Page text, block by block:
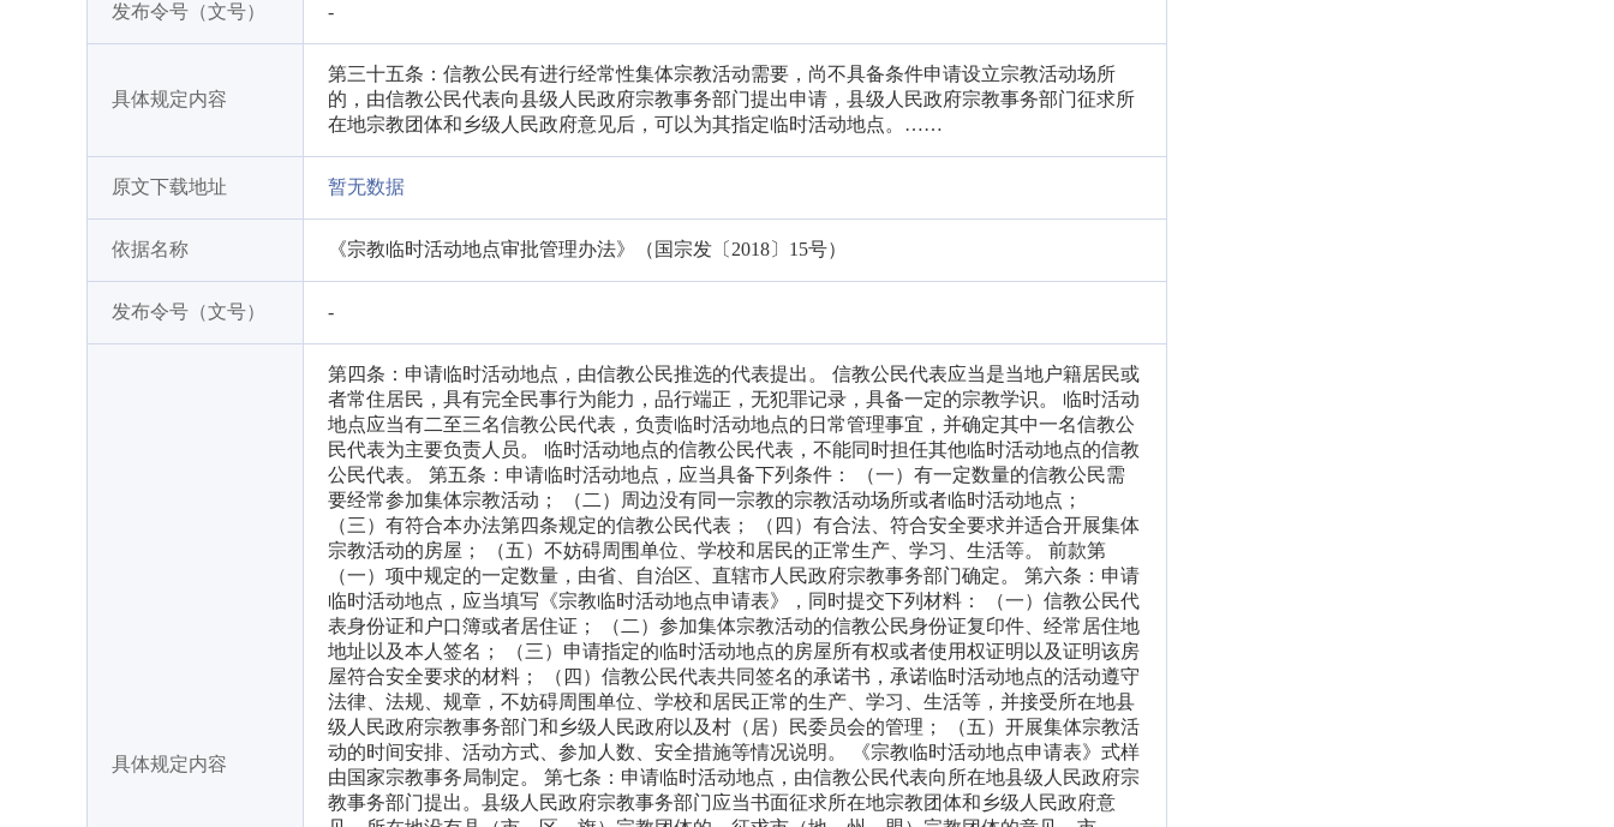
发布令号（文号） -
具体规定内容
第三十五条：信教公民有进行经常性集体宗教活动需要，尚不具备条件申请设立宗教活动场所
的，由信教公民代表向县级人民政府宗教事务部门提出申请，县级人民政府宗教事务部门征求所
在地宗教团体和乡级人民政府意见后，可以为其指定临时活动地点。……
原文下载地址 暂无数据
依据名称 《宗教临时活动地点审批管理办法》（国宗发〔2018〕15号）
发布令号（文号） -
具体规定内容
第四条：申请临时活动地点，由信教公民推选的代表提出。 信教公民代表应当是当地户籍居民或
者常住居民，具有完全民事行为能力，品行端正，无犯罪记录，具备一定的宗教学识。 临时活动
地点应当有二至三名信教公民代表，负责临时活动地点的日常管理事宜，并确定其中一名信教公
民代表为主要负责人员。 临时活动地点的信教公民代表，不能同时担任其他临时活动地点的信教
公民代表。 第五条：申请临时活动地点，应当具备下列条件： （一）有一定数量的信教公民需
要经常参加集体宗教活动； （二）周边没有同一宗教的宗教活动场所或者临时活动地点；
（三）有符合本办法第四条规定的信教公民代表； （四）有合法、符合安全要求并适合开展集体
宗教活动的房屋； （五）不妨碍周围单位、学校和居民的正常生产、学习、生活等。 前款第
（一）项中规定的一定数量，由省、自治区、直辖市人民政府宗教事务部门确定。 第六条：申请
临时活动地点，应当填写《宗教临时活动地点申请表》，同时提交下列材料： （一）信教公民代
表身份证和户口簿或者居住证； （二）参加集体宗教活动的信教公民身份证复印件、经常居住地
地址以及本人签名； （三）申请指定的临时活动地点的房屋所有权或者使用权证明以及证明该房
屋符合安全要求的材料； （四）信教公民代表共同签名的承诺书，承诺临时活动地点的活动遵守
法律、法规、规章，不妨碍周围单位、学校和居民正常的生产、学习、生活等，并接受所在地县
级人民政府宗教事务部门和乡级人民政府以及村（居）民委员会的管理； （五）开展集体宗教活
动的时间安排、活动方式、参加人数、安全措施等情况说明。 《宗教临时活动地点申请表》式样
由国家宗教事务局制定。 第七条：申请临时活动地点，由信教公民代表向所在地县级人民政府宗
教事务部门提出。县级人民政府宗教事务部门应当书面征求所在地宗教团体和乡级人民政府意